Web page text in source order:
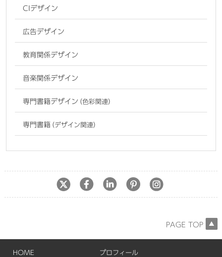
CIデザイン
広告デザイン
教育関係デザイン
音楽関係デザイン
専門書籍デザイン（色彩関連）
専門書籍（デザイン関連）
PAGE TOP
HOME プロフィール